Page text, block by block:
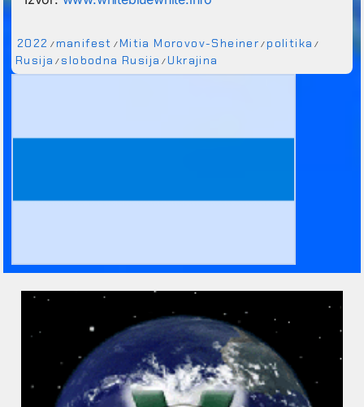
2022 /manifest /Mitia Morovov-Sheiner /politika /
Rusija / slobodna Rusija /Ukrajina